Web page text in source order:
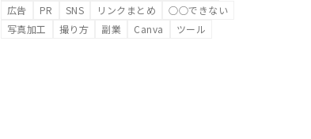
広告
PR SNS リンクまとめ
○○できない
写真加工
撮り方 副業 Canva ツール